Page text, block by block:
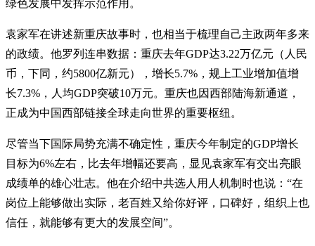
绿色发展中发挥示范作用。
袁家军在讲述新重庆故事时，也相当于梳理自己主政两年多来
的政绩。他罗列连串数据：重庆去年GDP达3.22万亿元（人民
币，下同，约5800亿新元），增长5.7%，规上工业增加值增
长7.3%，人均GDP突破10万元。重庆也因西部陆海新通道，
正成为中国西部链接全球走向世界的重要枢纽。
尽管当下国际局势充满不确定性，重庆今年制定的GDP增长
目标为6%左右，比去年增幅还要高，显见袁家军有交出亮眼
成绩单的雄心壮志。他在介绍中共选人用人机制时也说：“在
岗位上能够做出实际，老百姓又给你好评，口碑好，组织上也
信任，就能够有更大的发展空间”。